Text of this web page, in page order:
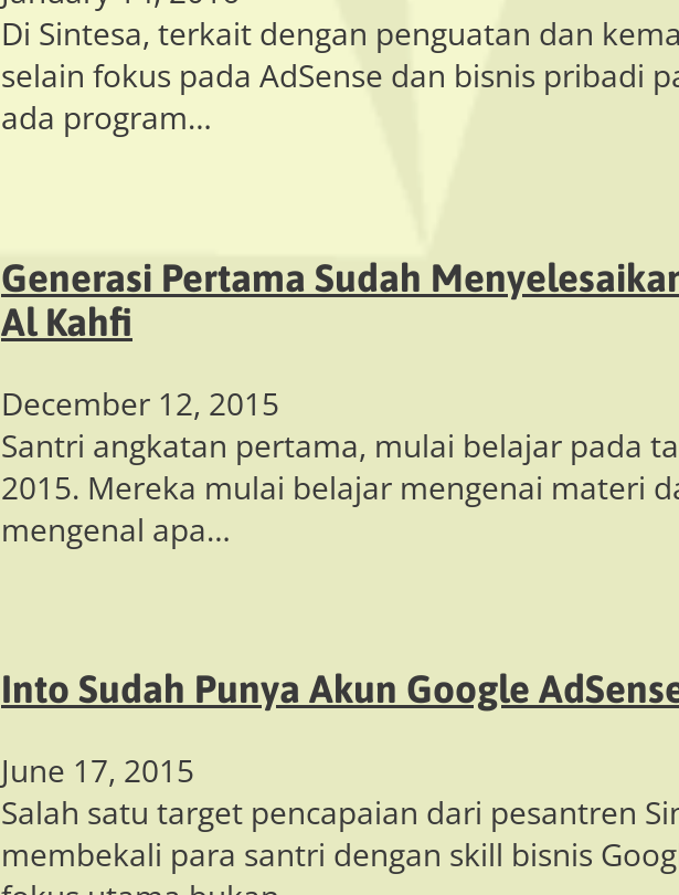
Di Sintesa, terkait dengan penguatan dan
selain fokus pada AdSense dan bisnis pribadi
ada program…
Generasi Pertama Sudah
Al Kahfi
December 12, 2015
Santri angkatan pertama, mulai belajar pada
2015. Mereka mulai belajar mengenai materi
mengenal apa…
Into Sudah Punya Akun Google
June 17, 2015
Salah satu target pencapaian dari pesantren
membekali para santri dengan skill bisnis